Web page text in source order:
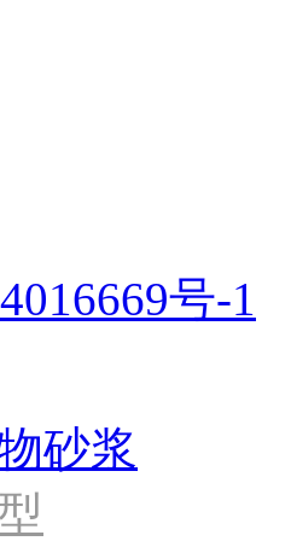
号-1
砂浆